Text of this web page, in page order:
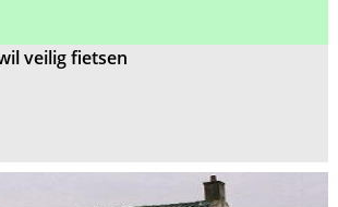
veilig fietsen